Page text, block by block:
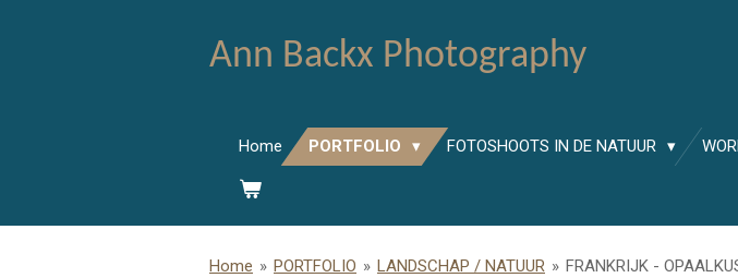
Ann Backx Photography
Home PORTFOLIO FOTOSHOOTS IN DE NATUUR
Home » PORTFOLIO » LANDSCHAP / NATUUR » FRANKRIJK -